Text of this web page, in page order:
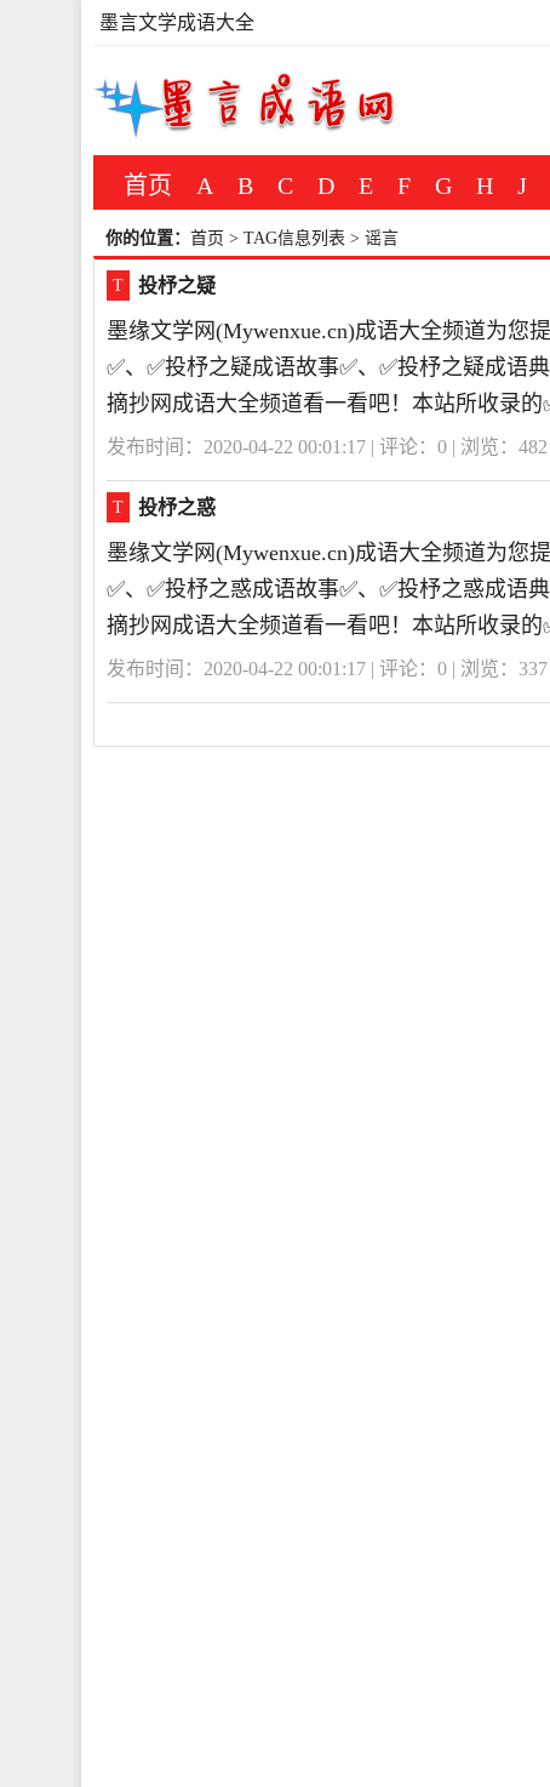
墨言文学成语大全
首页 A B C D E F G H J
你的位置： 首页 > TAG信息列表 > 谣言
T 投杼之疑
墨缘文学网(Mywenxue.cn)成语大全频道为您
✅、✅投杼之疑成语故事✅、✅投杼之疑成语
摘抄网成语大全频道看一看吧！本站所收录的
发布时间：2020-04-22 00:01:17 | 评论： 0 | 浏览： 482
T 投杼之惑
墨缘文学网(Mywenxue.cn)成语大全频道为您
✅、✅投杼之惑成语故事✅、✅投杼之惑成语
摘抄网成语大全频道看一看吧！本站所收录的
发布时间：2020-04-22 00:01:17 | 评论： 0 | 浏览： 337